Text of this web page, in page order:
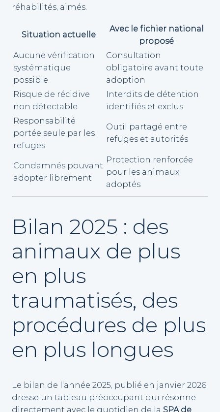
réhabilités, aimés.
Situation actuelle
Avec le fichier national
proposé
Aucune vérification
systématique
possible
Consultation
obligatoire avant toute
adoption
Risque de récidive
non détectable
Interdits de détention
identifiés et exclus
Responsabilité
portée seule par les
refuges
Outil partagé entre
refuges et autorités
Condamnés pouvant
adopter librement
Protection renforcée
pour les animaux
adoptés
Bilan 2025 : des
animaux de plus
en plus
traumatisés, des
procédures de plus
en plus longues
Le bilan de l’année 2025, publié en janvier 2026,
dresse un tableau préoccupant qui résonne
directement avec le quotidien de la SPA de